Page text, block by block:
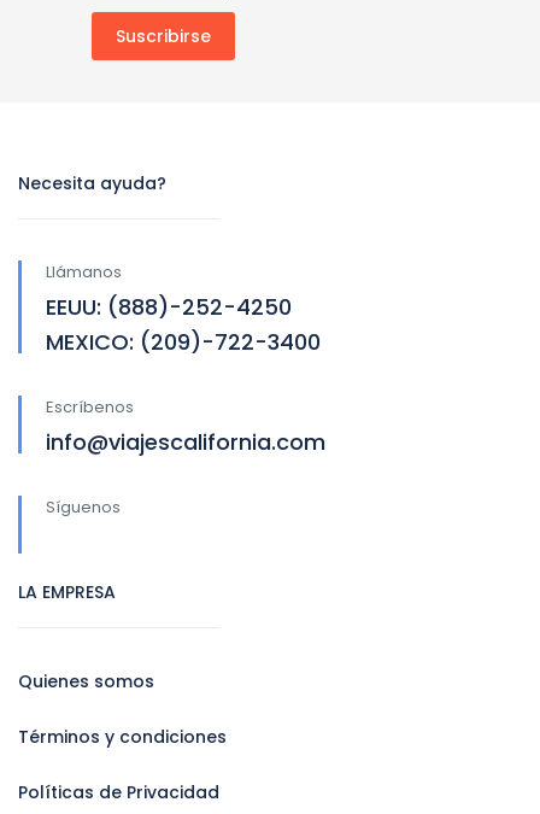
Necesita ayuda?
Llámanos
EEUU: (888)-252-4250
MEXICO: (209)-722-3400
Escríbenos
info@viajescalifornia.com
Síguenos
LA EMPRESA
Quienes somos
Términos y condiciones
Políticas de Privacidad